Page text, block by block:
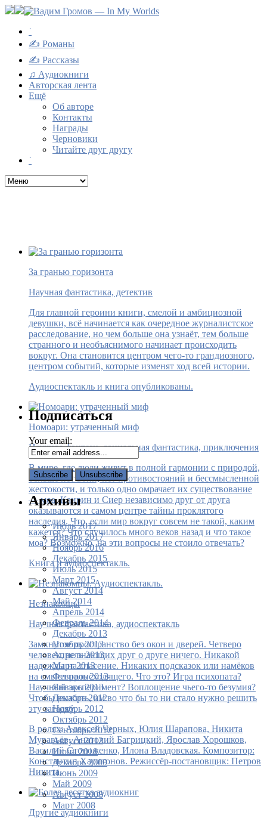
˙
✍ Романы
✍ Рассказы
♫ Аудиокниги
Авторская лента
Ещё
Об авторе
Контакты
Награды
Черновики
Читайте друг другу
˙
За гранью горизонта
Научная фантастика, детектив
Для главной героини книги, смелой и амбициозной
девушки, всё начинается как очередное журналистское
расследование, но чем больше она узнаёт, тем больше
странного и необъяснимого начинает происходить
вокруг. Она становится центром чего-то грандиозного,
центром событий, которые изменят ход всей истории.
Аудиоспектакль и книга опубликованы.
Номоари: утраченный миф
Научное фэнтези, социальная фантастика, приключения
В мире, где люди живут в полной гармонии с природой,
больше нет войн, нет противостояний и бессмысленной
жестокости, и только одно омрачает их существование
— моа. Каирин и Сиер независимо друг от друга
оказываются и самом центре тайны проклятого
наследия. Что, если мир вокруг совсем не такой, каким
кажется? Что случилось много веков назад и что такое
моа? Возможно, на эти вопросы не стоило отвечать?
Книга и аудиоспектакль.
Незнакомцы
Научная фантастика, аудиоспектакль
Замкнутое пространство без окон и дверей. Четверо
человек, не знающих друг о друге ничего. Никакой
надежды на спасение. Никаких подсказок или намёков
на смысл происходящего. Что это? Игра психопата?
Научный эксперимент? Воплощение чьего-то безумия?
Чтобы выжить, им во что бы то ни стало нужно решить
эту загадку.
В ролях: Алексей Черных, Юлия Шарапова, Никита
Муравьёв, Анатолий Багрицкий, Ярослав Хорошков,
Василий Стоноженко, Илона Владовская. Композитор:
Константин Харитонов. Режиссёр-постановщик: Петров
Никита.
Другие аудиокниги
Подписаться
Your email:
Архивы
Июль 2017
Январь 2017
Ноябрь 2016
Декабрь 2015
Июль 2015
Март 2015
Август 2014
Май 2014
Апрель 2014
Февраль 2014
Декабрь 2013
Ноябрь 2013
Апрель 2013
Март 2013
Февраль 2013
Январь 2013
Декабрь 2012
Ноябрь 2012
Октябрь 2012
Сентябрь 2012
Август 2012
Июнь 2010
Декабрь 2009
Июнь 2009
Май 2009
Август 2008
Март 2008